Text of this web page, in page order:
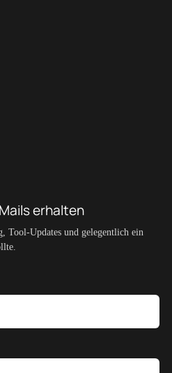
erhalten
Tool-Updates und gelegentlich ein